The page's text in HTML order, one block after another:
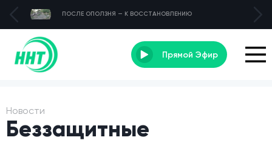
ПОСЛЕ ОПОЛЗНЯ — К ВОССТАНОВЛЕНИЮ
Прямой Эфир
Новости
Беззащитные